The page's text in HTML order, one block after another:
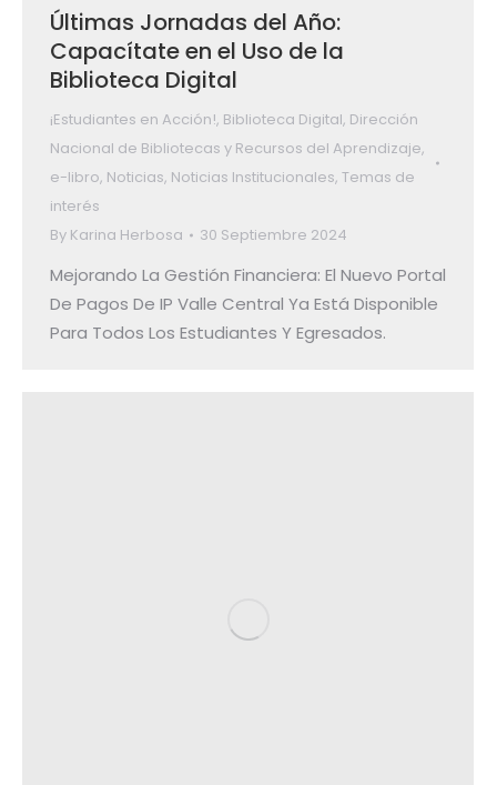
Últimas Jornadas del Año:
Capacítate en el Uso de la
Biblioteca Digital
¡Estudiantes en Acción!, Biblioteca Digital, Dirección
Nacional de Bibliotecas y Recursos del Aprendizaje,
e-libro, Noticias, Noticias Institucionales, Temas de
interés
By Karina Herbosa 30 Septiembre 2024
Mejorando La Gestión Financiera: El Nuevo Portal
De Pagos De IP Valle Central Ya Está Disponible
Para Todos Los Estudiantes Y Egresados.